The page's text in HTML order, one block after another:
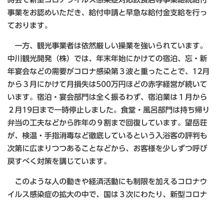
事業をお認めいただき、給付申請と早急な給付金支給を行っ
ております。
一方、観光事業者は依然厳しい操業を強いられています。
中川観光開発（株）では、年末年始にかけての宿泊、忘・新
年宴会などの需要がコロナ感染第３波と重ったことで、12月
から３月にかけて月損失は500万円ほどの赤字経営が続いて
います。宿泊・宴会部門は全く振るわず、宿泊業は１月から
２月19日まで一時停止しました。食堂・風呂部門は持ち帰り
弁当の工夫などから昨年の９割まで回復しています。望岳荘
が、検温・手指消毒など徹底しているという入浴客の評判も
次第に広まりつつあることなどから、お客様を少しずつ呼び
戻すべく対策を講じています。
このような人の動きや経済活動にも制限を加えるコロナウ
イルス感染症の拡大の中で、国は３次にわたり、新型コロナ